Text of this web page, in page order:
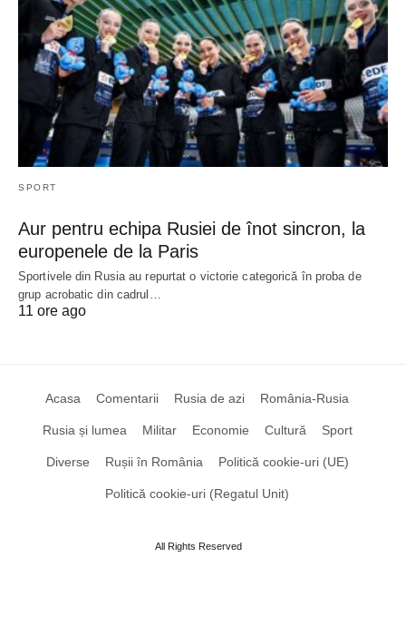
SPORT
Aur pentru echipa Rusiei de înot sincron, la
europenele de la Paris
Sportivele din Rusia au repurtat o victorie categorică în proba de
grup acrobatic din cadrul…
11 ore ago
Acasa Comentarii Rusia de azi România-Rusia
Rusia și lumea Militar Economie Cultură Sport
Diverse Rușii în România Politică cookie-uri (UE)
Politică cookie-uri (Regatul Unit)
All Rights Reserved